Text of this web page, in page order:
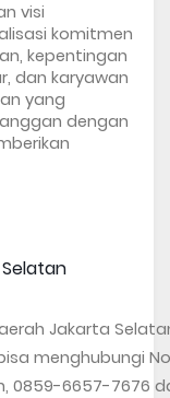
visi
komitmen
kepentingan
dan karyawan
yang
dengan
Jakarta
menghubungi
0859-6657-7676